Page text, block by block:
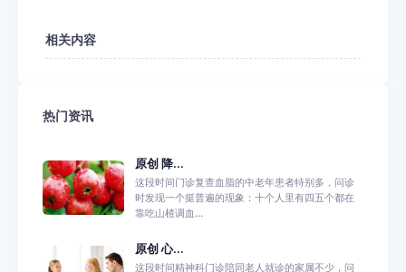
相关内容
热门资讯
原创 降...
这段时间门诊复查血脂的中老年患者特别多，问诊
时发现一个挺普遍的现象：十个人里有四五个都在
靠吃山楂调血...
原创 心...
这段时间精神科门诊陪同老人就诊的家属不少，问